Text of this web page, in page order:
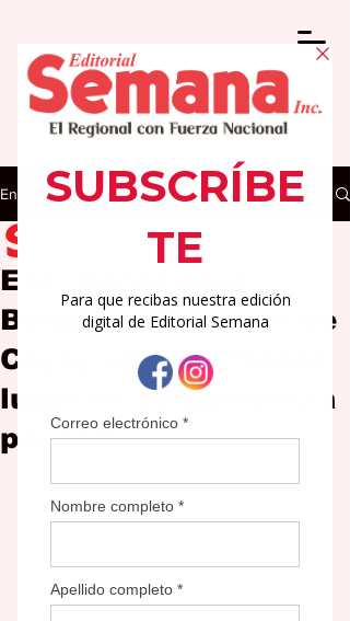
Entrada
Esc. Vocacional
Benjamín Harrison de
Cayey obtiene tercer
lugar en competencia
porrismo.